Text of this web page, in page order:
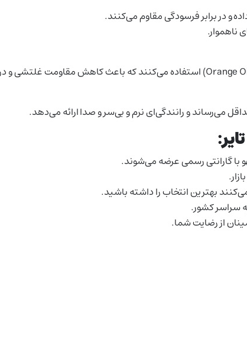
و در برابر فرسودگی مقاوم می‌کنند.
ناهموار.
می‌رساند و رانندگی‌ای نرم و بی‌سر و صدا ارائه می‌دهد.
با گارانتی رسمی عرضه می‌شوند.
بهترین انتخاب را داشته باشید.
سراسر کشور.
از رضایت شما.